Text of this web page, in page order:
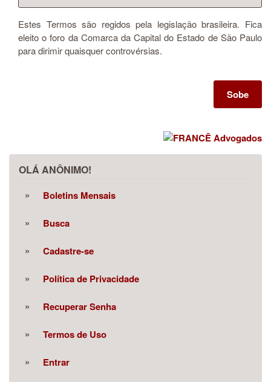
Estes Termos são regidos pela legislação brasileira. Fica
eleito o foro da Comarca da Capital do Estado de São Paulo
para dirimir quaisquer controvérsias.
Sobe
OLÁ ANÔNIMO!
Boletins Mensais
Busca
Cadastre-se
Política de Privacidade
Recuperar Senha
Termos de Uso
Entrar